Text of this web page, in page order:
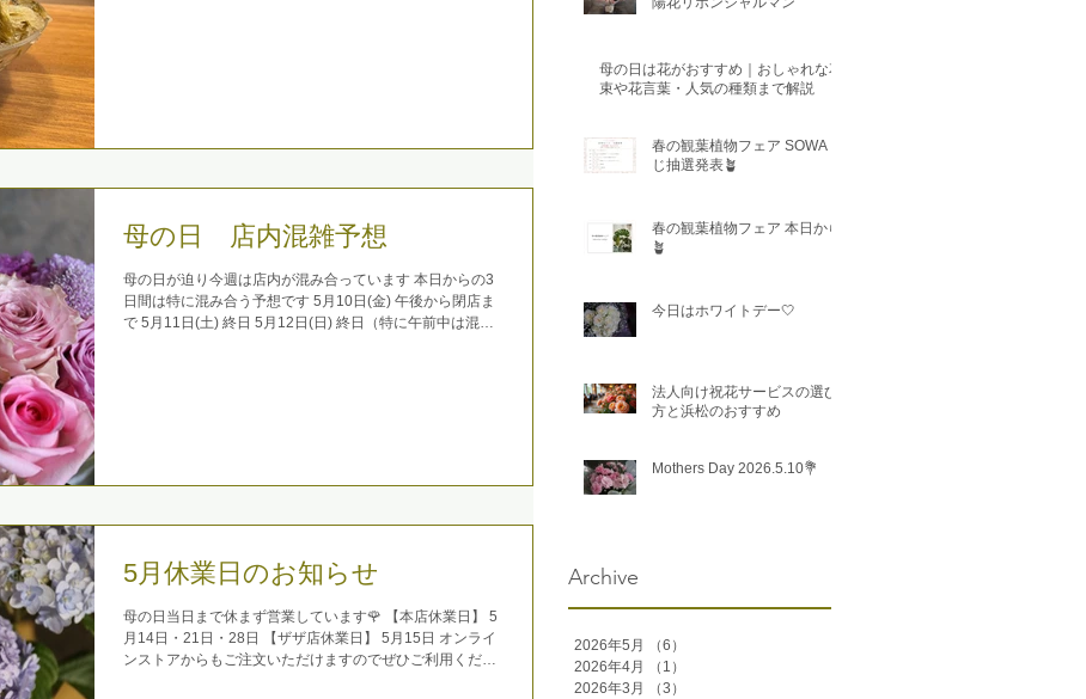
母の日 店内混雑予想
母の日が迫り今週は店内が混み合っています 本日からの3
日間は特に混み合う予想です 5月10日(金) 午後から閉店ま
で 5月11日(土) 終日 5月12日(日) 終日（特に午前中は混
5月休業日のお知らせ
母の日当日まで休まず営業しています🌹 【本店休業日】 5
月14日・21日・28日 【ザザ店休業日】 5月15日 オンライ
ンストアからもご注文いただけますのでぜひご利用くださ
母の日は花がおすすめ｜おしゃれな花
束や花言葉・人気の種類まで解説
春の観葉植物フェア SOWAく
じ抽選発表🪴
春の観葉植物フェア 本日から
🪴
今日はホワイトデー🤍
法人向け祝花サービスの選び
方と浜松のおすすめ
Mothers Day 2026.5.10💐
Archive
2026年5月 （6）
2026年4月
（1）
2026年3月
（3）